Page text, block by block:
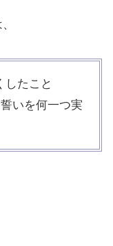
したこと
いを何一つ実